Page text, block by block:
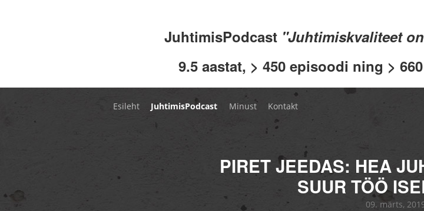
JuhtimisPodcast "Juhtimiskvaliteet
9.5 aastat, > 450 episoodi ning >
Esileht JuhtimisPodcast Minust Kontakt
PIRET JEEDAS: HEA
SUUR TÖÖ
09. märts,